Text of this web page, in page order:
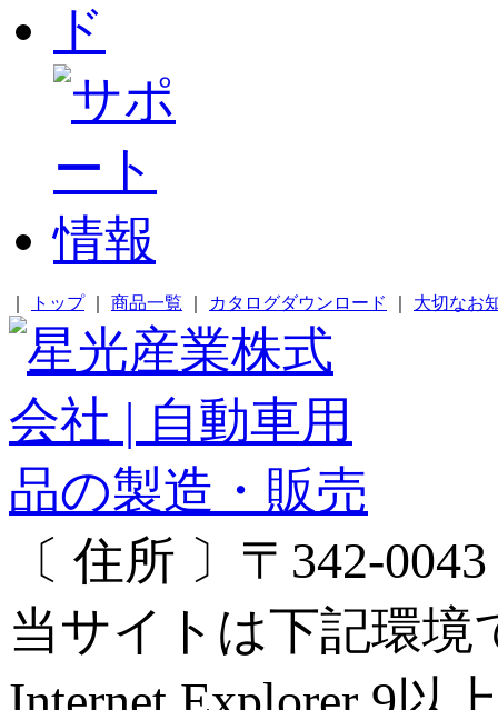
トップ｜ 商品一覧 カタログダウンロード 大切なお
〔 住所 〕〒342-
当サイトは下記環